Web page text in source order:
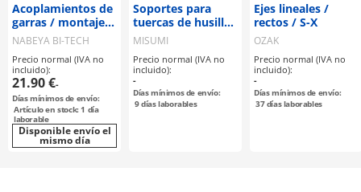
Acoplamientos de
garras / montaje
seleccionable /
disco de garras:
PU / cuerpo:
aluminio / MJT /
NBK
NABEYA BI-TECH
Precio normal (IVA no
incluido):
21.90 €-
Días mínimos de envío:
Artículo en stock: 1 día
laborable
Disponible envío el
mismo día
Soportes para
tuercas de husillo
de avance
MISUMI
Precio normal (IVA no
incluido):
-
Días mínimos de envío:
9días laborables
Ejes lineales /
rectos / S-X
OZAK
Precio normal (IVA no
incluido):
-
Días mínimos de envío:
37días laborables